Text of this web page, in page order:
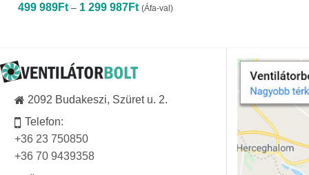
499 989Ft – 1 299 987FtÁrtartomány:
499
987Ft
(Áfa-val)
2092 Budakeszi, Szüret u. 2.
Telefon:
+36 23 750850
+36 70 9439358